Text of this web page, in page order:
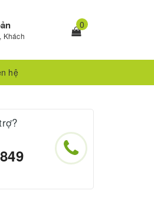
Khách
0
hệ